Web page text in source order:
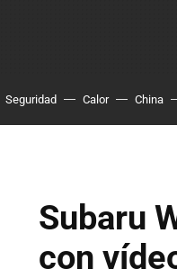
Seguridad Calor China
Subaru
con